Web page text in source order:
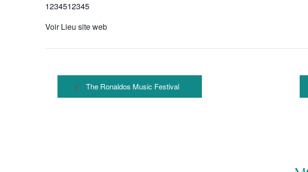
1234512345
Voir Lieu site web
The Ronaldos Music Festival